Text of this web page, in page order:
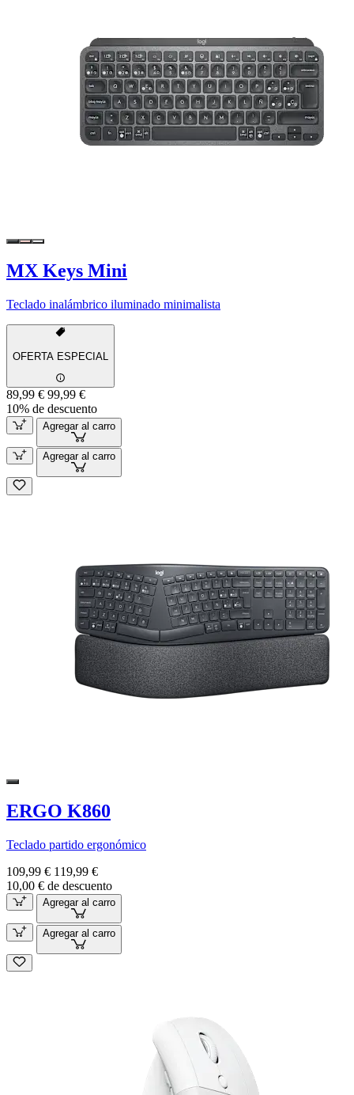
MX Keys Mini
Teclado inalámbrico iluminado minimalista
OFERTA ESPECIAL
89,99 € 99,99 €
10% de descuento
Agregar al carro
Agregar al carro
ERGO K860
Teclado partido ergonómico
109,99 € 119,99 €
10,00 € de descuento
Agregar al carro
Agregar al carro